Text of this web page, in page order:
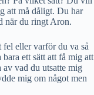
att må dåligt. Du har
när du ringt Aron.
fel eller varför du va så
ett sätt att få mig att
vad du utsatte mig
mig om något men